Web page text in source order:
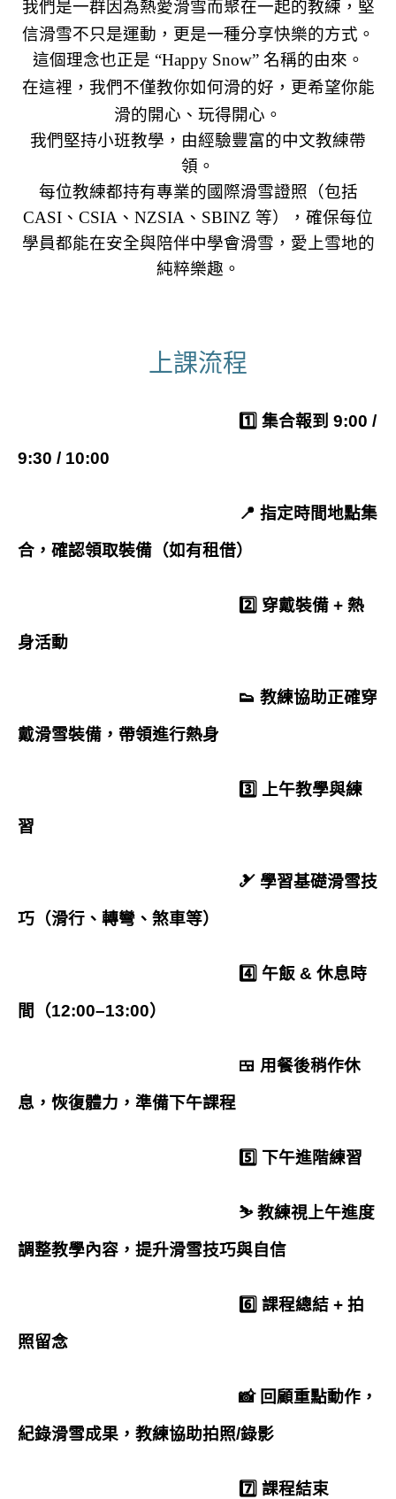
我們是一群因為熱愛滑雪而聚在一起的教練 ，堅
信滑雪不只是運動，更是一種分享快樂的方式。
這個理念也正是 “Happy Snow” 名稱的由來。
在這裡 ，我們不僅教你如何滑的好，更希望你能
滑的開心、玩得開心。
我們堅持小班教學，由經驗豐富的中文教練帶
領。
每位教練都持有專業的國際滑雪證照（包括
CASI、CSIA、NZSIA、SBINZ 等），確保每位
學員都能在安全與陪伴中學會滑雪，愛上雪地的
純粹樂趣。
上課流程
1️⃣ 集合報到 9:00 /
9:30 / 10:00
📍 指定時間地點集
合，確認領取裝備（如有租借）
2️⃣ 穿戴裝備 + 熱
身活動
👟 教練協助正確穿
戴滑雪裝備，帶領進行熱身
3️⃣ 上午教學與練
習
🎿 學習基礎滑雪技
巧（滑行、轉彎、煞車等）
4️⃣ 午飯 & 休息時
間（12:00–13:00）
🍱 用餐後稍作休
息，恢復體力，準備下午課程
5️⃣ 下午進階練習
⛷️ 教練視上午進度
調整教學內容，提升滑雪技巧與自信
6️⃣ 課程總結 + 拍
照留念
📸 回顧重點動作，
紀錄滑雪成果，教練協助拍照/錄影
7️⃣ 課程結束